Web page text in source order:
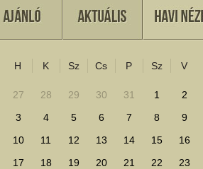
Miért szeresd a műemlékeket?
2026-07-25 11:30:41
További cikkek megjelenítéséhez kattints ide!
H K Sz Cs P Sz V
27 28 29 30 31 1
2
3
4 5 6 7 8
9
10
11 12 13 14 15
16
17
18 19 20 21 22
23